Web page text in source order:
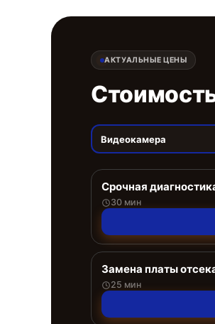
АКТУАЛЬНЫЕ ЦЕНЫ
Видеокамера
Срочная
30 мин
Замена платы
25 мин